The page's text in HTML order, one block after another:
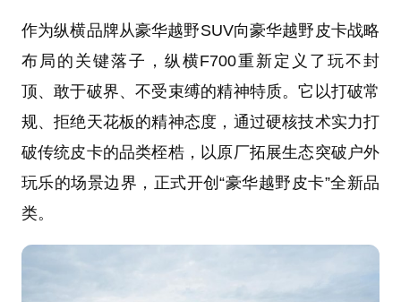
作为纵横品牌从豪华越野SUV向豪华越野皮卡战略
布局的关键落子，纵横F700重新定义了玩不封
顶、敢于破界、不受束缚的精神特质。它以打破常
规、拒绝天花板的精神态度，通过硬核技术实力打
破传统皮卡的品类桎梏，以原厂拓展生态突破户外
玩乐的场景边界，正式开创“豪华越野皮卡”全新品
类。